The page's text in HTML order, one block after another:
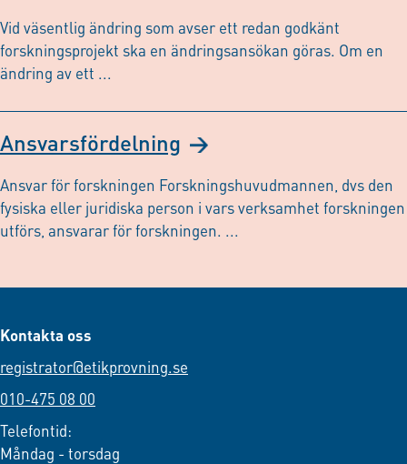
Vid väsentlig ändring som avser ett redan godkänt
forskningsprojekt ska en ändringsansökan göras. Om en
ändring av ett ...
Ansvarsfördelning
Ansvar för forskningen Forskningshuvudmannen, dvs den
fysiska eller juridiska person i vars verksamhet forskningen
utförs, ansvarar för forskningen. ...
Kontakta oss
registrator@etikprovning.se
010-475 08 00
Telefontid:
Måndag - torsdag